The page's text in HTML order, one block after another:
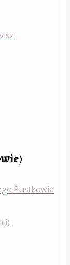
Pustkowia